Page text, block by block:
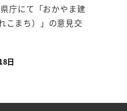
庁にて「おかやま建
こまち）」の意見交
日